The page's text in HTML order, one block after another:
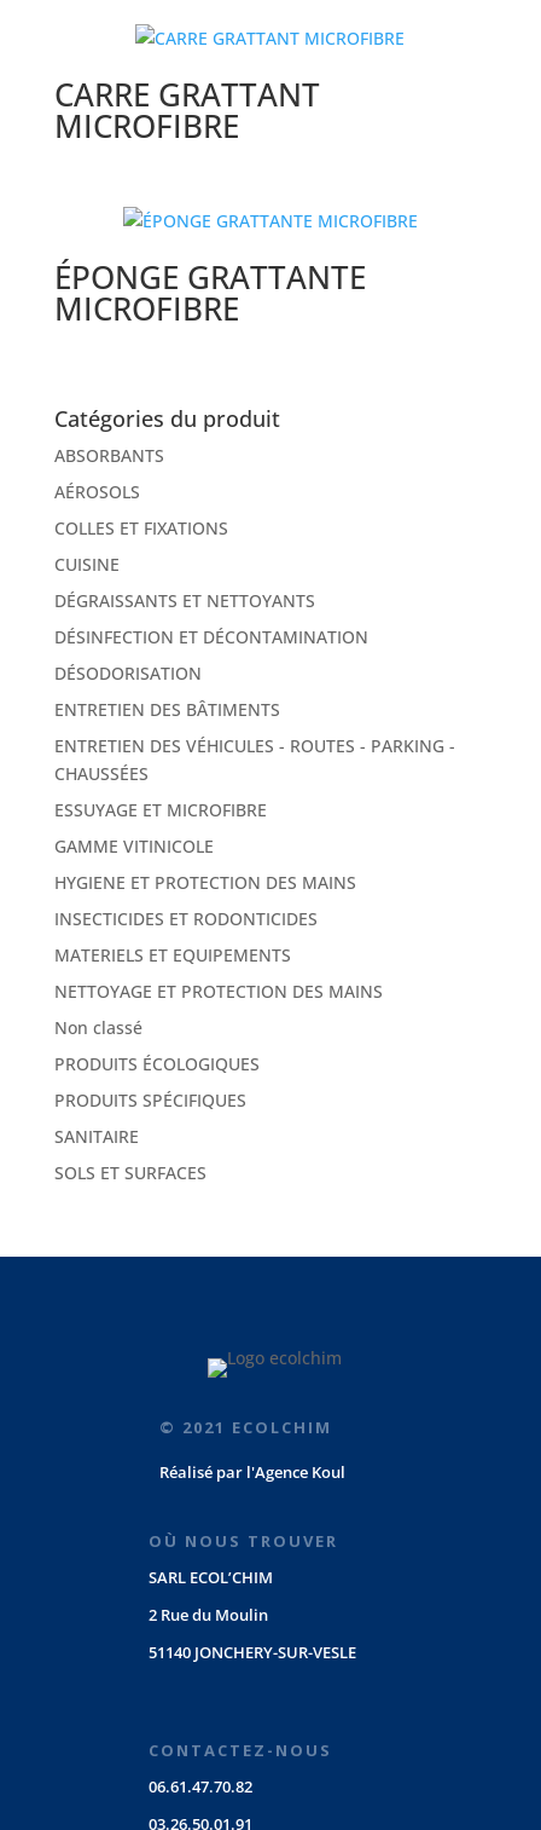
CARRE GRATTANT
MICROFIBRE
ÉPONGE GRATTANTE
MICROFIBRE
Catégories du produit
ABSORBANTS
AÉROSOLS
COLLES ET FIXATIONS
CUISINE
DÉGRAISSANTS ET NETTOYANTS
DÉSINFECTION ET DÉCONTAMINATION
DÉSODORISATION
ENTRETIEN DES BÂTIMENTS
ENTRETIEN DES VÉHICULES - ROUTES - PARKING -
CHAUSSÉES
ESSUYAGE ET MICROFIBRE
GAMME VITINICOLE
HYGIENE ET PROTECTION DES MAINS
INSECTICIDES ET RODONTICIDES
MATERIELS ET EQUIPEMENTS
NETTOYAGE ET PROTECTION DES MAINS
Non classé
PRODUITS ÉCOLOGIQUES
PRODUITS SPÉCIFIQUES
SANITAIRE
SOLS ET SURFACES
© 2021 ECOLCHIM
Réalisé par l'Agence Koul
OÙ NOUS TROUVER
SARL ECOL’CHIM
2 Rue du Moulin
51140 JONCHERY-SUR-VESLE
CONTACTEZ-NOUS
06.61.47.70.82
03.26.50.01.91